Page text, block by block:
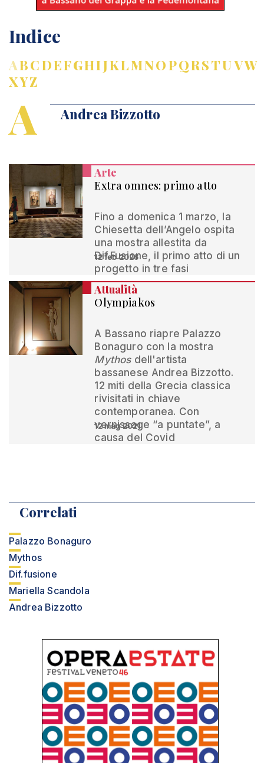
Indice
ABCDEFGHIJKLMNOPQRSTUVW
XYZ
A Andrea Bizzotto
Arte
Extra omnes: primo atto
Fino a domenica 1 marzo, la
Chiesetta dell’Angelo ospita
una mostra allestita da
Dif.Fusione, il primo atto di un
progetto in tre fasi
12 feb 2026
Attualità
Olympiakos
A Bassano riapre Palazzo
Bonaguro con la mostra
Mythosdell'artista
bassanese Andrea Bizzotto.
12 miti della Grecia classica
rivisitati in chiave
contemporanea. Con
vernissage “a puntate”, a
causa del Covid
12 mag 2021
Correlati
Palazzo Bonaguro
Mythos
Dif.fusione
Mariella Scandola
Andrea Bizzotto